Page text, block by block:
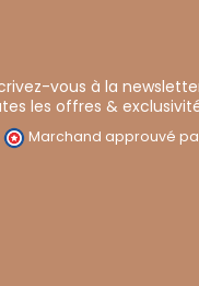
vous à la
les offres &
Marchand approuvé